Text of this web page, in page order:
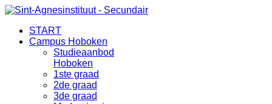
START
Campus Hoboken
Studieaanbod
Hoboken
1ste graad
2de graad
3de graad